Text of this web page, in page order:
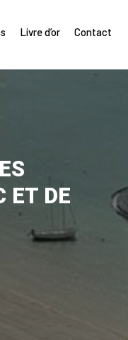
Livre d’or Contact
ET DE